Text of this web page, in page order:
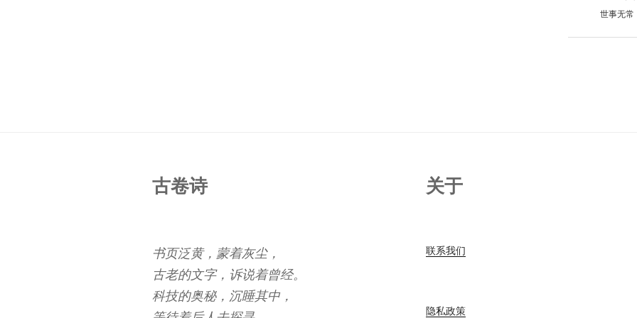
世事无常
古卷诗
书页泛黄，蒙着灰尘，
古老的文字，诉说着曾经。
科技的奥秘，沉睡其中，
关于
联系我们
隐私政策